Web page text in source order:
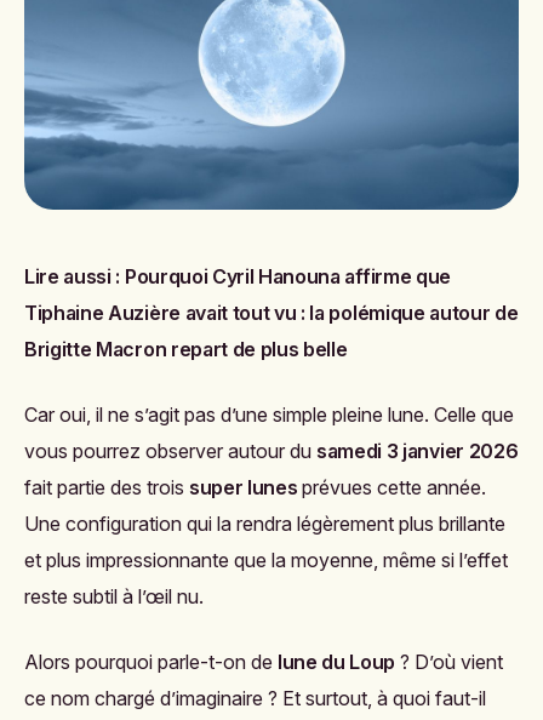
Lire aussi : Pourquoi Cyril Hanouna affirme que
Tiphaine Auzière avait tout vu : la polémique autour de
Brigitte Macron repart de plus belle
Car oui, il ne s’agit pas d’une simple pleine lune. Celle que
vous pourrez observer autour du samedi 3 janvier 2026
fait partie des trois super lunes prévues cette année.
Une configuration qui la rendra légèrement plus brillante
et plus impressionnante que la moyenne, même si l’effet
reste subtil à l’œil nu.
Alors pourquoi parle-t-on de lune du Loup ? D’où vient
ce nom chargé d’imaginaire ? Et surtout, à quoi faut-il